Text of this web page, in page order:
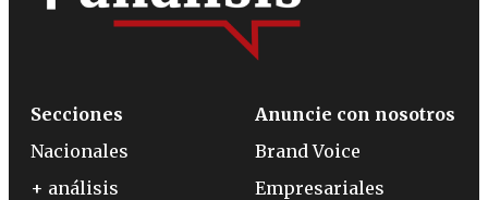
Secciones
Nacionales
+ análisis
Anuncie con nosotros
Brand Voice
Empresariales